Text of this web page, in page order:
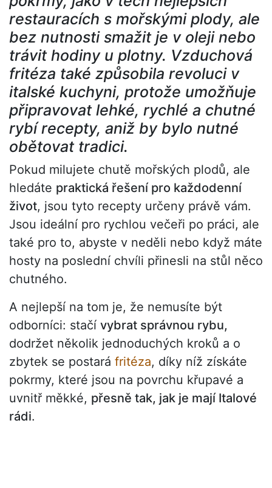
restauracích s mořskými plody, ale
bez nutnosti smažit je v oleji nebo
trávit hodiny u plotny. Vzduchová
fritéza také způsobila revoluci v
italské kuchyni, protože umožňuje
připravovat lehké, rychlé a chutné
rybí recepty, aniž by bylo nutné
obětovat tradici.
Pokud milujete chutě mořských plodů, ale
hledáte praktická řešení pro každodenní
život, jsou tyto recepty určeny právě vám.
Jsou ideální pro rychlou večeři po práci, ale
také pro to, abyste v neděli nebo když máte
hosty na poslední chvíli přinesli na stůl něco
chutného.
A nejlepší na tom je, že nemusíte být
odborníci: stačí vybrat správnou rybu,
dodržet několik jednoduchých kroků a o
zbytek se postará fritéza, díky níž získáte
pokrmy, které jsou na povrchu křupavé a
uvnitř měkké, přesně tak, jak je mají Italové
rádi.